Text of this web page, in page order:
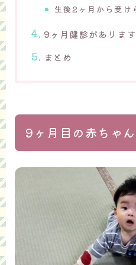
生後2ヶ月から受け
9ヶ月健診があります
まとめ
9ヶ月目の赤ちゃ